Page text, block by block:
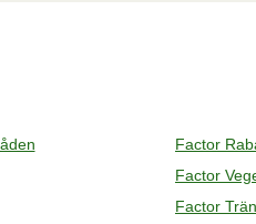
Factor
Factor
Factor